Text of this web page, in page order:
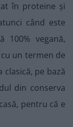
în proteine și
când este
100% vegană,
un termen de
pe bază
din conserva
pentru că e